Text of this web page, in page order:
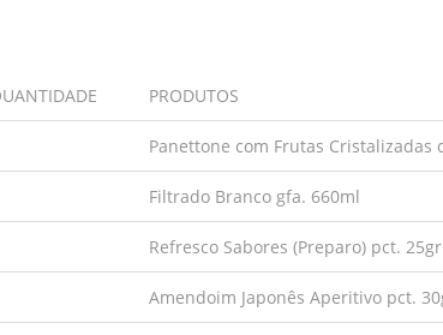
PRODUTOS
Panettone com Frutas Cristalizadas
Filtrado Branco gfa. 660ml
Refresco Sabores (Preparo) pct.
Amendoim Japonês Aperitivo pct.